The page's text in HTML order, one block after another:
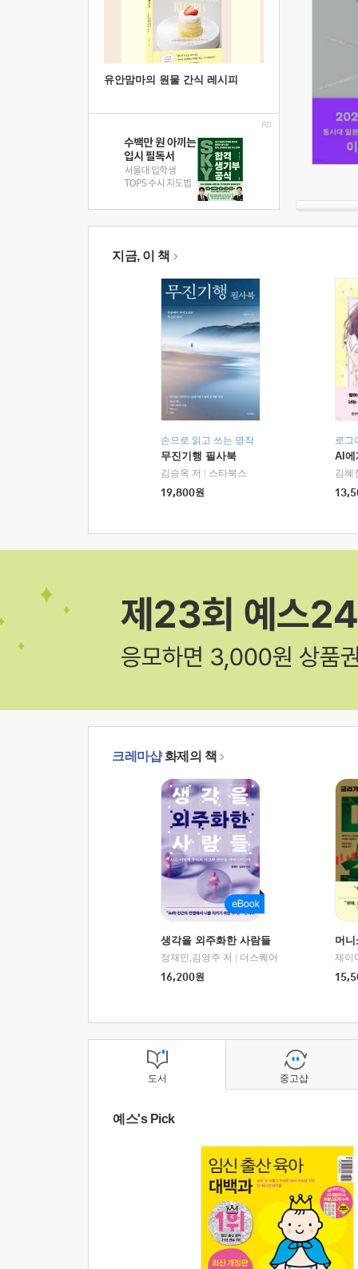
유안맘마의 원물 간식 레시피
지금, 이 책
손으로 읽고 쓰는 명작
무진기행 필사북
김승옥 저
스타북스
19,800원
로그
AI에
김혜
크레마샵화제의 책
생각을 외주화한 사람들
정재민,김영주 저
더스퀘어
16,200원
머
도서
예스's Pick
중고샵